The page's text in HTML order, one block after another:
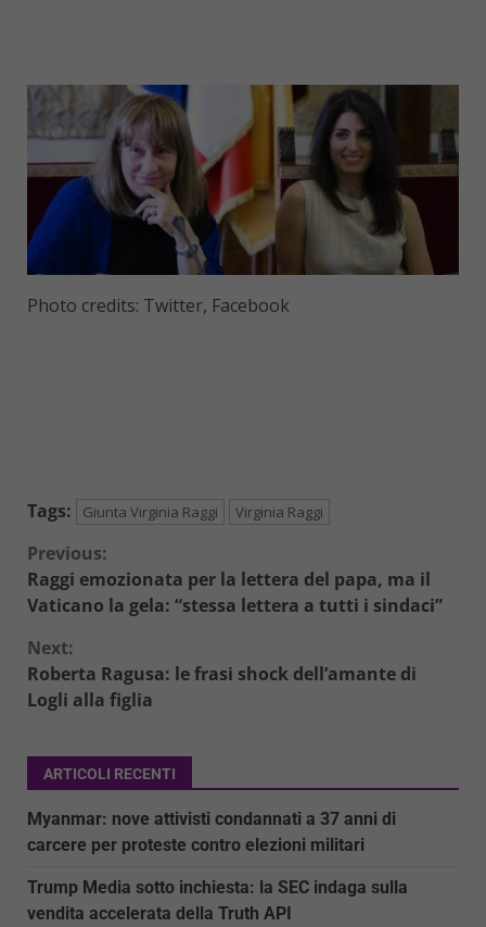
Photo credits: Twitter, Facebook
Tags: Giunta Virginia Raggi Virginia Raggi
Continue
Reading
Previous:
Raggi emozionata per la lettera del papa, ma il
Vaticano la gela: “stessa lettera a tutti i sindaci”
Next:
Roberta Ragusa: le frasi shock dell’amante di
Logli alla figlia
ARTICOLI RECENTI
Myanmar: nove attivisti condannati a 37 anni di
carcere per proteste contro elezioni militari
Trump Media sotto inchiesta: la SEC indaga sulla
vendita accelerata della Truth API